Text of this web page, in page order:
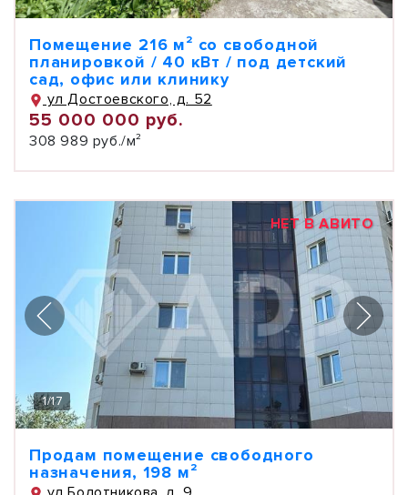
Помещение 216 м² со свободной
планировкой / 40 кВт / под детский
сад, офис или клинику
ул Достоевского, д. 52
55 000 000 руб.
308 989 руб./м²
НЕТ В АВИТО
1/17
Продам помещение свободного
назначения, 198 м²